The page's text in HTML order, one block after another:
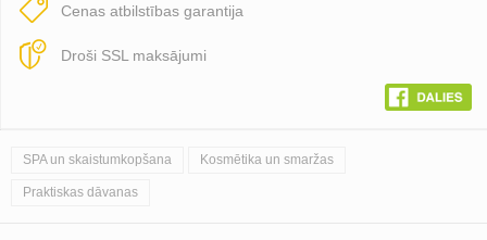
Cenas atbilstības garantija
Droši SSL maksājumi
SPA un skaistumkopšana Kosmētika un smaržas
Praktiskas dāvanas